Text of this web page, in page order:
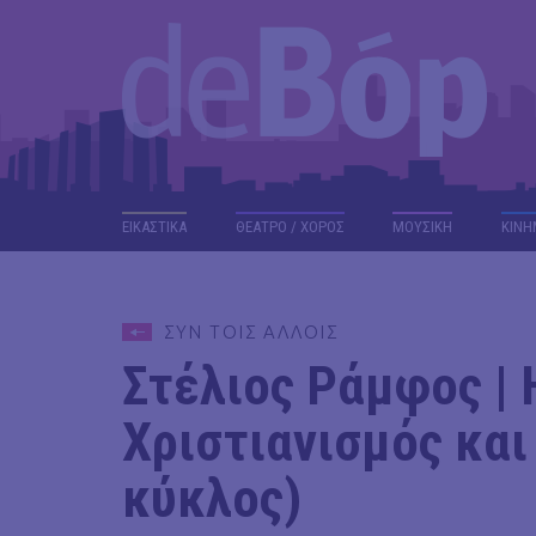
ΕΙΚΑΣΤΙΚΑ ΘΕΑΤΡΟ / ΧΟΡΟΣ ΜΟΥΣΙΚΗ
ΣΥΝ ΤΟΙΣ ΑΛΛΟΙΣ
Στέλιος Ράμφος |
Χριστιανισμός
κύκλος)